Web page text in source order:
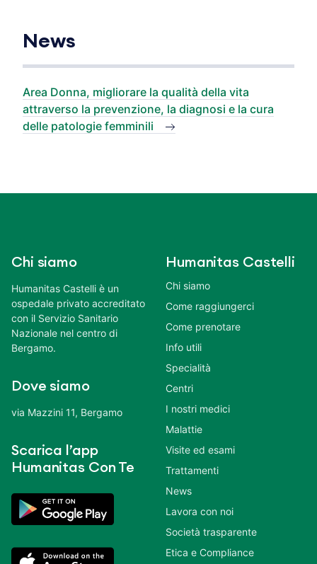
News
Area Donna, migliorare la qualità della vita
attraverso la prevenzione, la diagnosi e la cura
delle patologie femminili
Chi siamo
Humanitas Castelli è un
ospedale privato accreditato
con il Servizio Sanitario
Nazionale nel centro di
Bergamo.
Dove siamo
via Mazzini 11, Bergamo
Scarica l’app
Humanitas Con Te
Humanitas Castelli
Chi siamo
Come raggiungerci
Come prenotare
Info utili
Specialità
Centri
I nostri medici
Malattie
Visite ed esami
Trattamenti
News
Lavora con noi
Società trasparente
Etica e Compliance